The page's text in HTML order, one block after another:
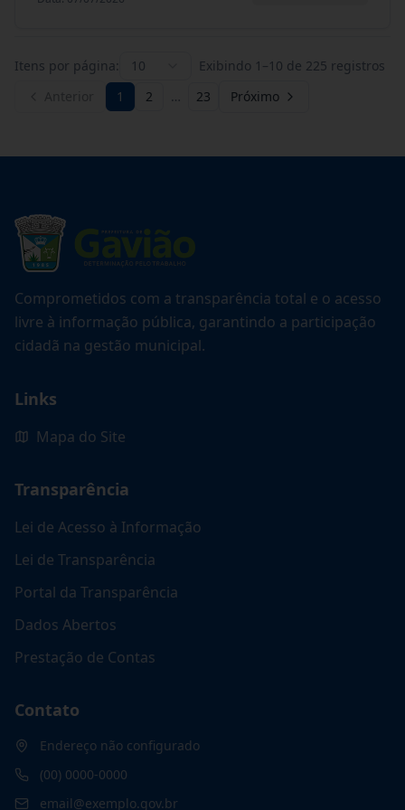
Itens por página: 10 Exibindo 1 –10 de 225 registros
1 2 … 23 Próximo
Comprometidos com a transparência total e o acesso
livre à informação pública, garantindo a participação
cidadã na gestão municipal.
Links
Mapa do Site
Transparência
Lei de Acesso à Informação
Lei de Transparência
Portal da Transparência
Dados Abertos
Prestação de Contas
Contato
Endereço não configurado
(00) 0000-0000
email@exemplo.gov.br